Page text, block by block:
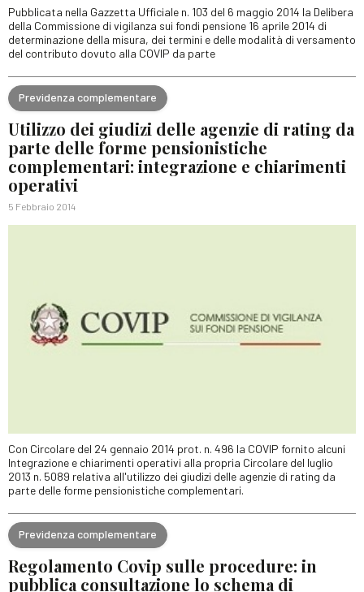
Pubblicata nella Gazzetta Ufficiale n. 103 del 6 maggio 2014 la Delibera
della Commissione di vigilanza sui fondi pensione 16 aprile 2014 di
determinazione della misura, dei termini e delle modalità di versamento
del contributo dovuto alla COVIP da parte
Previdenza complementare
Utilizzo dei giudizi delle agenzie di rating da
parte delle forme pensionistiche
complementari: integrazione e chiarimenti
operativi
5 Febbraio 2014
Con Circolare del 24 gennaio 2014 prot. n. 496 la COVIP fornito alcuni
Integrazione e chiarimenti operativi alla propria Circolare del luglio
2013 n. 5089 relativa all'utilizzo dei giudizi delle agenzie di rating da
parte delle forme pensionistiche complementari.
Previdenza complementare
Regolamento Covip sulle procedure: in
pubblica consultazione lo schema di